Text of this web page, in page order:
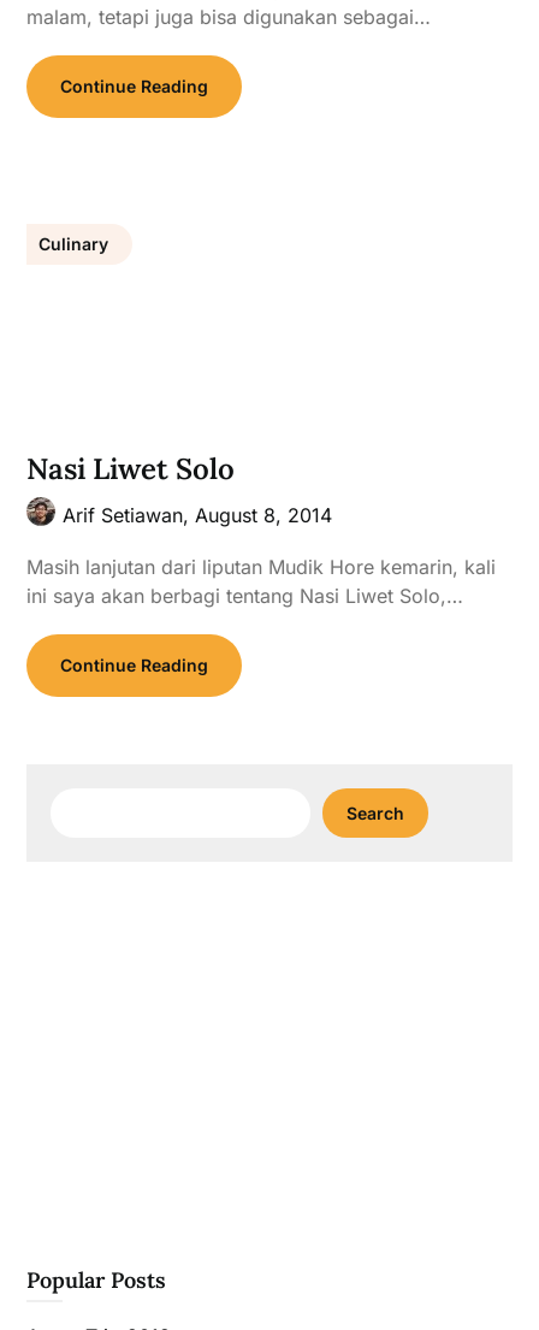
malam, tetapi juga bisa digunakan sebagai…
Continue Reading
Culinary
Nasi Liwet Solo
Arif Setiawan,August 8, 2014
Masih lanjutan dari liputan Mudik Hore kemarin, kali
ini saya akan berbagi tentang Nasi Liwet Solo,…
Continue Reading
Search
Popular Posts